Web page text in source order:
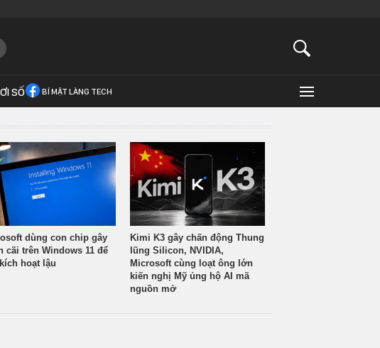
SỐ BÍ MẬT LÀNG TECH
dùng con chip gây
cãi trên Windows 11 để
hoạt lậu
Kimi K3 gây chấn động Thung
lũng Silicon, NVIDIA,
Microsoft cùng loạt ông lớn
kiến nghị Mỹ ủng hộ AI mã
nguồn mở